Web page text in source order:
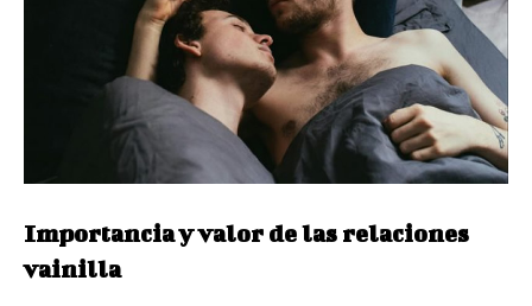
Importancia y valor de las relaciones
vainilla